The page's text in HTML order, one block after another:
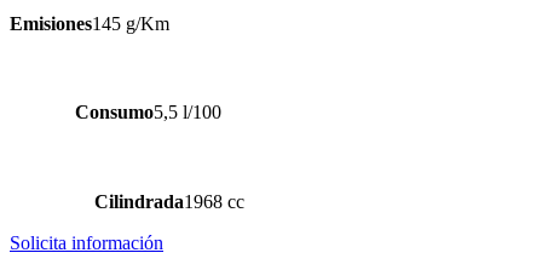
Emisiones145 g/Km
Consumo5,5 l/100
Cilindrada1968 cc
Solicita información